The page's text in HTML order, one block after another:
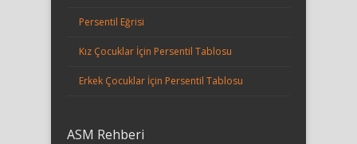
Persentil Eğrisi
Kız Çocuklar İçin Persentil Tablosu
Erkek Çocuklar İçin Persentil Tablosu
ASM Rehberi